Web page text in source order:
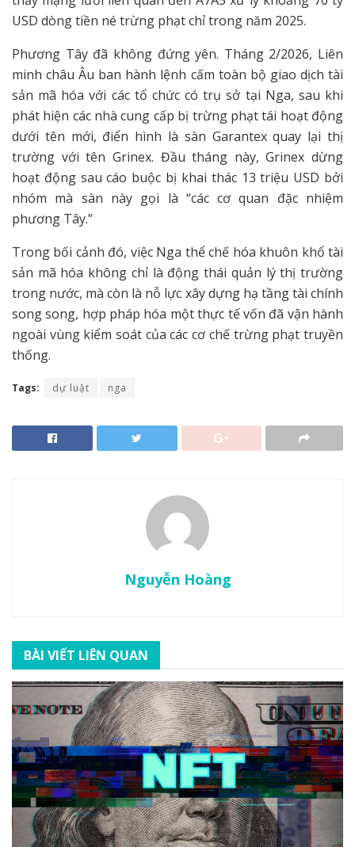
USD dòng tiền né trừng phạt chỉ trong năm 2025.
Phương Tây đã không đứng yên. Tháng 2/2026, Liên
minh châu Âu ban hành lệnh cấm toàn bộ giao dịch tài
sản mã hóa với các tổ chức có trụ sở tại Nga, sau khi
phát hiện các nhà cung cấp bị trừng phạt tái hoạt động
dưới tên mới, điển hình là sàn Garantex quay lại thị
trường với tên Grinex. Đầu tháng này, Grinex dừng
hoạt động sau cáo buộc bị khai thác 13 triệu USD bởi
nhóm mà sàn này gọi là “các cơ quan đặc nhiệm
phương Tây.”
Trong bối cảnh đó, việc Nga thể chế hóa khuôn khổ tài
sản mã hóa không chỉ là động thái quản lý thị trường
trong nước, mà còn là nỗ lực xây dựng hạ tầng tài chính
song song, hợp pháp hóa một thực tế vốn đã vận hành
ngoài vùng kiểm soát của các cơ chế trừng phạt truyền
thống.
Tags: dự luật nga
Nguyễn Hoàng
BÀI VIẾT LIÊN QUAN